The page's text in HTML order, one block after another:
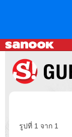
รูปที่ 1 จาก 1